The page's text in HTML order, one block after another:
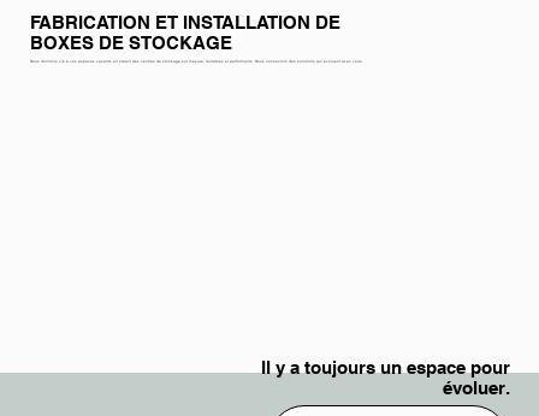
FABRICATION ET INSTALLATION DE
BOXES DE STOCKAGE
Nous donnons vie à vos espaces vacants en créant des centres de stockage sur mesure, rentables et performants. Nous concevons des solutions qui évoluent avec vous.
Il y a toujours un espace pour
évoluer.